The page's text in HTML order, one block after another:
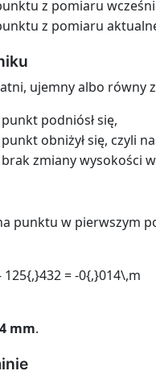
z pomiaru
z pomiaru
ujemny albo równy
podniósł się,
obniżył się, czyli
zmiany wysokości
punktu w pierwszym
= -0{,}014\,m
mm.